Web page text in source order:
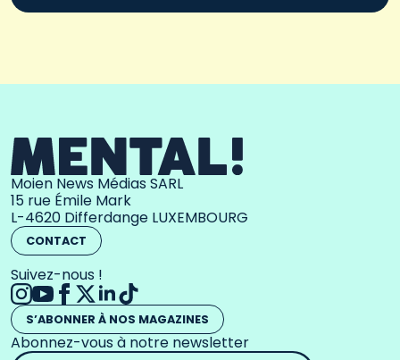
Moien News Médias SARL
15 rue Émile Mark
L-4620 Differdange LUXEMBOURG
CONTACT
Suivez-nous !
S’ABONNER À NOS MAGAZINES
Abonnez-vous à notre newsletter